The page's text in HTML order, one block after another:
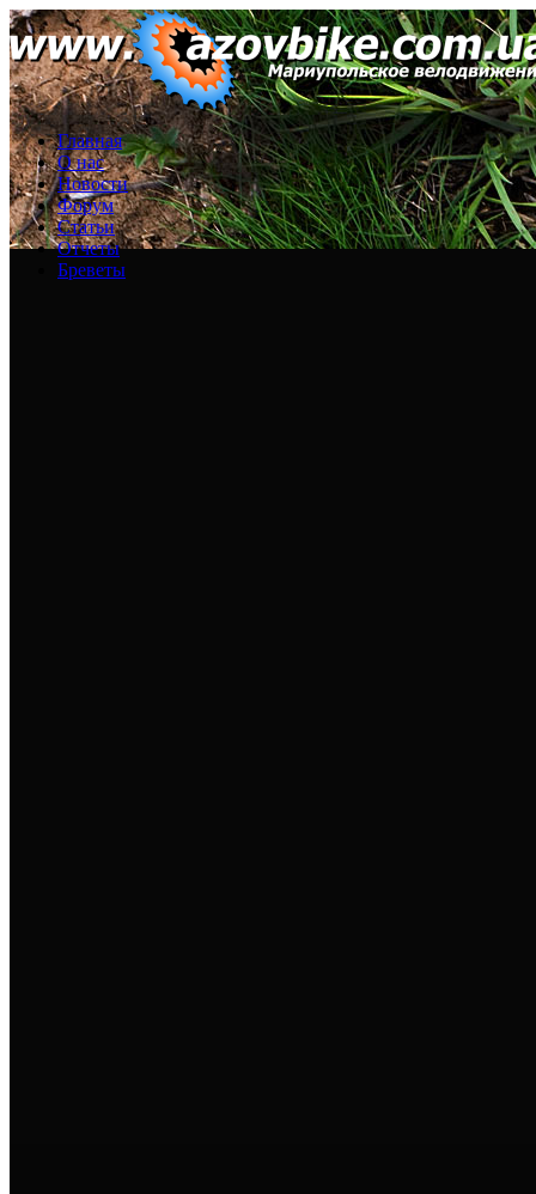
Главная
О нас
Новости
Форум
Статьи
Отчеты
Бреветы